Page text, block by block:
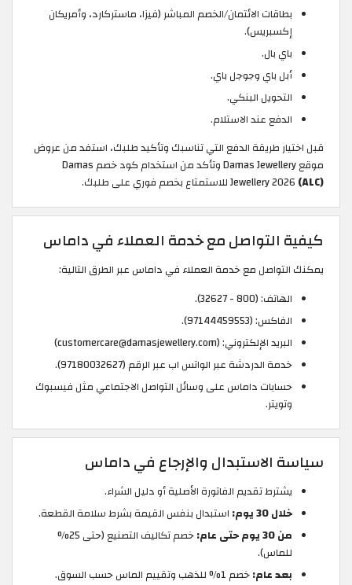
بطاقات الائتمان/الخصم المباشر (فيزا، ماستركارد، وأمريكان
إكسبريس).
باي بال.
أبل باي وجوجل باي.
التحويل البنكي.
الدفع عند الاستلام.
قبل اختيار طريقة الدفع التي تناسبك وتأكيد طلبك، استفد من عروض
موقع Damas Jewellery وتأكد من استخدام كود خصم Damas
Jewellery 2026 (ALC) للاستمتاع بخصم فوري على طلبك.
كيفية التواصل مع خدمة العملاء في داماس
يمكنك التواصل مع خدمة العملاء في داماس عبر الطرق التالية:
الهاتف: (800 - 32627).
الفاكس: (97144459553).
البريد الإلكتروني: (customercare@damasjewellery.com)
خدمة الدردشة عبر الواتس اب عبر الرقم (97180032627).
حسابات داماس على وسائل التواصل الاجتماعي مثل فيسبوك
وتويتر.
سياسة الاستبدال والإرجاع في داماس
يشترط تقديم الفاتورة الأصلية أو دليل الشراء.
خلال 30 يوم:
استبدال بنفس القيمة بشرط سلامة القطعة.
من 30 يوم حتى عام:
خصم تكاليف التصنيع (حتى 25%
للماس).
بعد عام:خصم 1% للذهب وتقييم الماس حسب السوق.